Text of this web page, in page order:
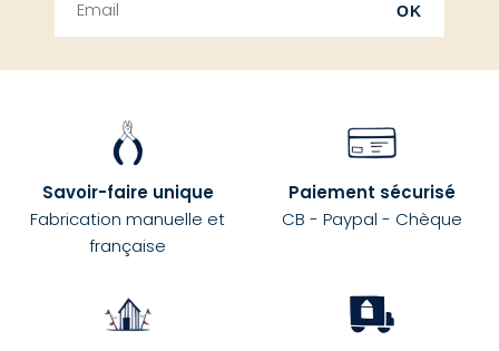
OK
Savoir-faire unique
Fabrication manuelle et
française
Paiement sécurisé
CB - Paypal - Chèque